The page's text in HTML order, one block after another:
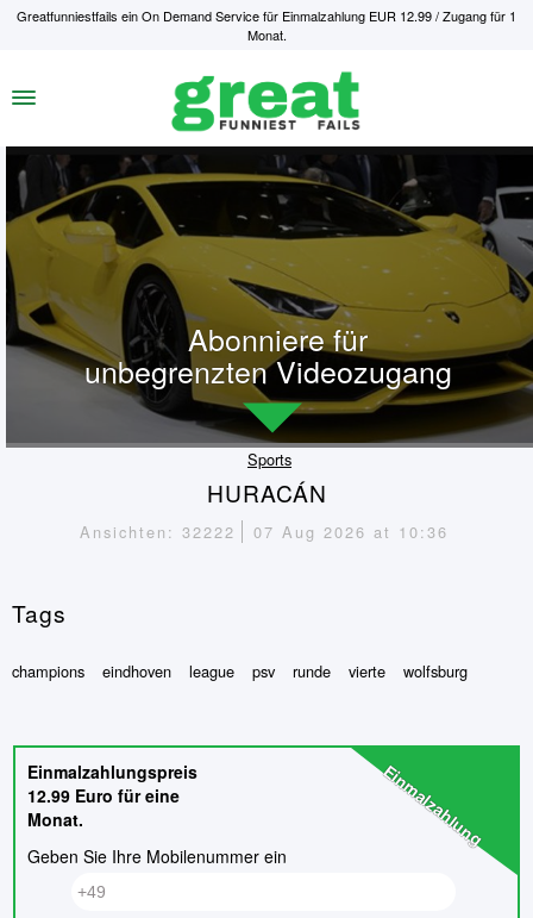
Greatfunniestfails ein On Demand Service für Einmalzahlung EUR 12.99 / Zugang für 1
Monat.
Abonniere für
unbegrenzten Videozugang
Sports
HURACÁN
Ansichten: 32222 07 Aug 2026 at 10:36
Tags
champions eindhoven league psv runde vierte wolfsburg
Einmalzahlung
Einmalzahlungspreis
12.99 Euro für eine
Monat.
Geben Sie Ihre Mobilenummer ein